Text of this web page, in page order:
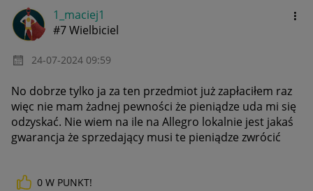
1_maciej1
#7 Wielbiciel
‎24-07-2024 09:59
No dobrze tylko ja za ten przedmiot już zapłaciłem raz
więc nie mam żadnej pewności że pieniądze uda mi się
odzyskać. Nie wiem na ile na Allegro lokalnie jest jakaś
gwarancja że sprzedający musi te pieniądze zwrócić
0 W PUNKT!